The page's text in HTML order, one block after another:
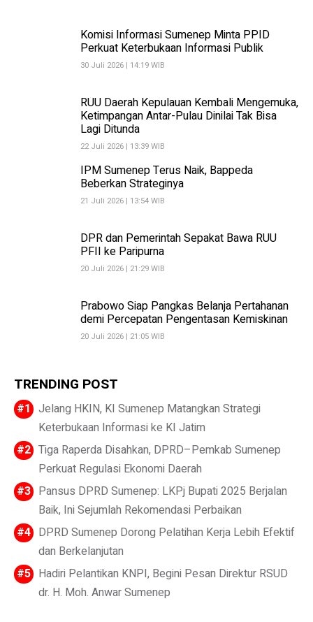
Komisi Informasi Sumenep Minta PPID
Perkuat Keterbukaan Informasi Publik
30 Juli 2026 | 14:19 WIB
RUU Daerah Kepulauan Kembali Mengemuka,
Ketimpangan Antar-Pulau Dinilai Tak Bisa
Lagi Ditunda
22 Juli 2026 | 13:39 WIB
IPM Sumenep Terus Naik, Bappeda
Beberkan Strateginya
21 Juli 2026 | 13:54 WIB
DPR dan Pemerintah Sepakat Bawa RUU
PFII ke Paripurna
20 Juli 2026 | 21:29 WIB
Prabowo Siap Pangkas Belanja Pertahanan
demi Percepatan Pengentasan Kemiskinan
20 Juli 2026 | 21:05 WIB
TRENDING POST
Jelang HKIN, KI Sumenep Matangkan Strategi
Keterbukaan Informasi ke KI Jatim
Tiga Raperda Disahkan, DPRD–Pemkab Sumenep
Perkuat Regulasi Ekonomi Daerah
Pansus DPRD Sumenep: LKPj Bupati 2025 Berjalan
Baik, Ini Sejumlah Rekomendasi Perbaikan
DPRD Sumenep Dorong Pelatihan Kerja Lebih Efektif
dan Berkelanjutan
Hadiri Pelantikan KNPI, Begini Pesan Direktur RSUD
dr. H. Moh. Anwar Sumenep